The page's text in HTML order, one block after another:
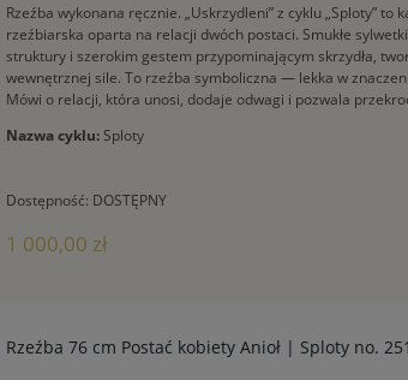
Rzeźba wykonana ręcznie. „Uskrzydleni” z cyklu „Sploty”
rzeźbiarska oparta na relacji dwóch postaci. Smukłe
struktury i szerokim gestem przypominającym skrzydła,
wewnętrznej sile. To rzeźba symboliczna — lekka w
Mówi o relacji, która unosi, dodaje odwagi i pozwala
Nazwa cyklu: Sploty
Dostępność: DOSTĘPNY
1 000,00 zł
Rzeźba 76 cm Postać kobiety Anioł | Sploty no. 251